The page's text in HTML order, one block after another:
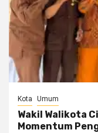
Kota Umum
Wakil Walikota
Momentum